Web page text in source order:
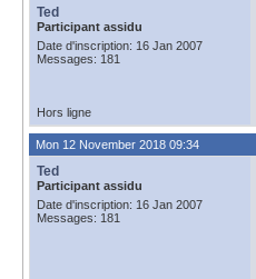
Ted
Participant assidu
Date d'inscription: 16 Jan 2007
Messages: 181
Hors ligne
Mon 12 November 2018 09:34
Ted
Participant assidu
Date d'inscription: 16 Jan 2007
Messages: 181